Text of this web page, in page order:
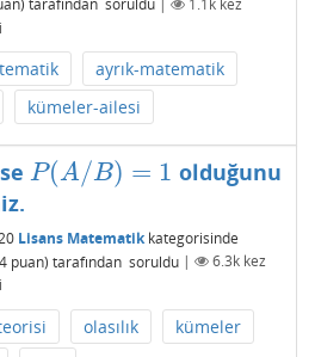
ayrık-matematik
kümeler-ailesi
P(A/B) = 1
P(A/B)=1
olduğunu
Lisans Matematikkategorisinde
puan) tarafından soruldu | 6.3kkez
olasılık
kümeler